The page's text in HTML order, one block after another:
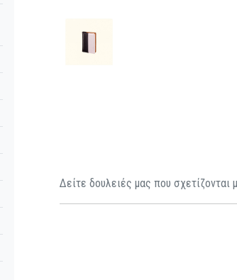
Δείτε δουλειές μας που σχετίζονται